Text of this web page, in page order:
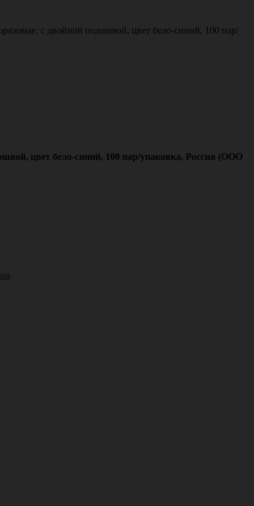
с двойной подошвой, цвет бело-синий, 100 пар/
цвет бело-синий, 100 пар/упаковка, Россия (ООО
.